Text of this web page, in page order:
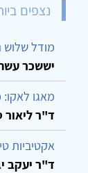
נצפים
מודל שלוש
יששכר
מאגו
ד"ר ליאור
אקטיביות
ד"ר יעקב